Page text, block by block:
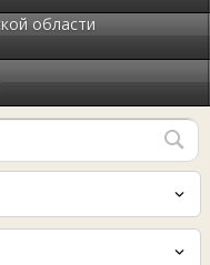
области